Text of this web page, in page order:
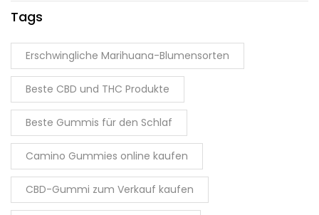
Tags
Erschwingliche Marihuana-Blumensorten
Beste CBD und THC Produkte
Beste Gummis für den Schlaf
Camino Gummies online kaufen
CBD-Gummi zum Verkauf kaufen